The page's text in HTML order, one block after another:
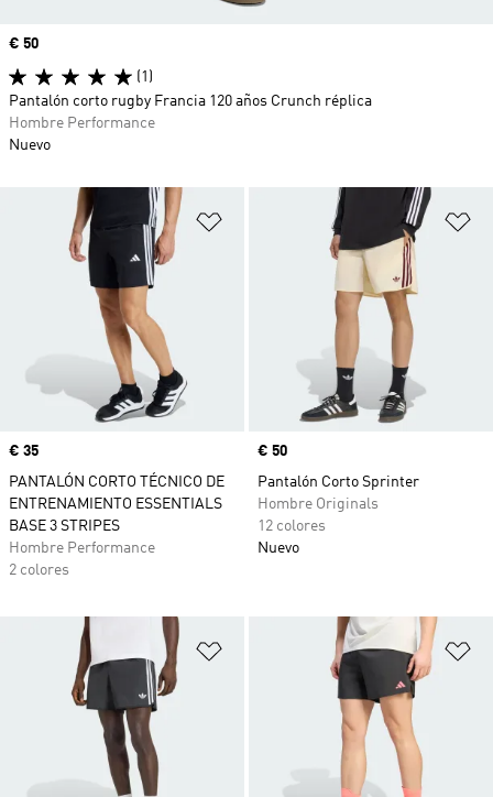
Añadir a la lista de deseos
Precio
€ 35
PANTALÓN CORTO TÉCNICO DE
ENTRENAMIENTO ESSENTIALS
BASE 3 STRIPES
Hombre Performance
2 colores
Precio
€ 50
Pantalón Corto Sprinter
Hombre Originals
12 colores
Nuevo
Añadir a la lista de deseos
Precio
€ 50
(1)
Pantalón corto rugby Francia 120 años Crunch réplica
Hombre Performance
Nuevo